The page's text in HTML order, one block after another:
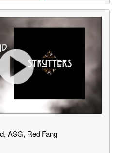
ASG, Red Fang